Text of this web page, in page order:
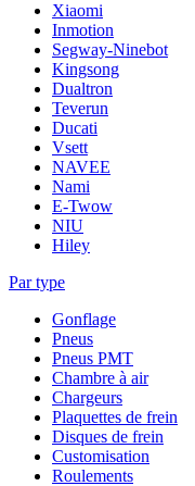
Xiaomi
Inmotion
Segway-Ninebot
Kingsong
Dualtron
Teverun
Ducati
Vsett
NAVEE
Nami
E-Twow
NIU
Hiley
Par type
Gonflage
Pneus
Pneus PMT
Chambre à air
Chargeurs
Plaquettes de frein
Disques de frein
Customisation
Roulements